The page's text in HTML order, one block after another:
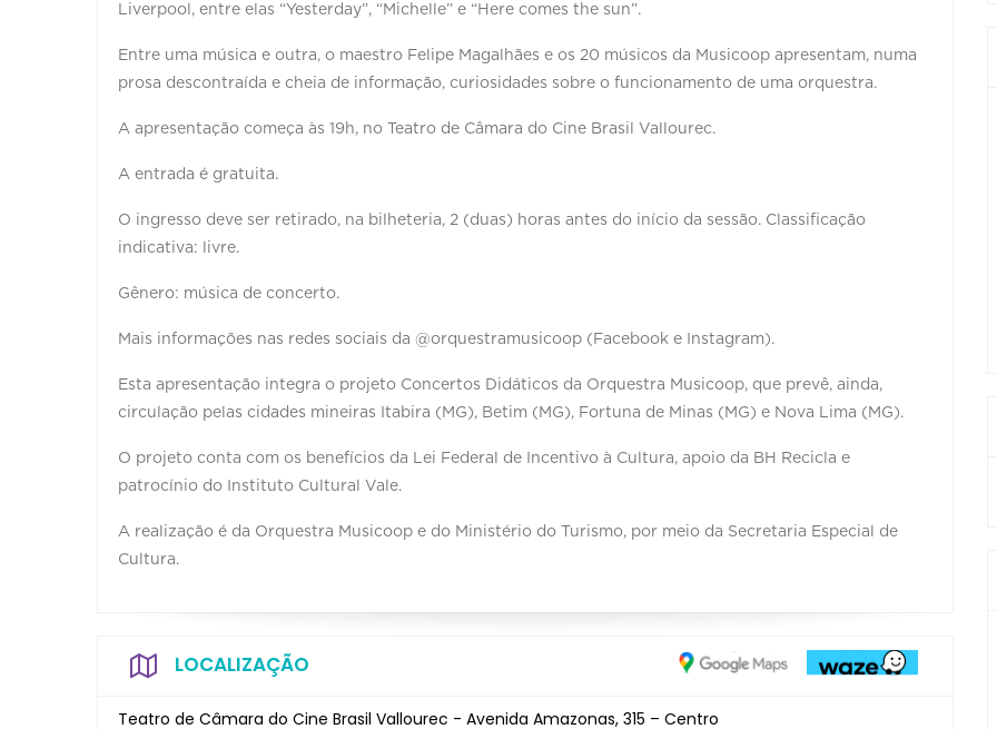
Liverpool, entre elas “Yesterday”, “Michelle” e “Here comes the sun”.
Entre uma música e outra, o maestro Felipe Magalhães e os 20 músicos da Musicoop apresentam, numa
prosa descontraída e cheia de informação, curiosidades sobre o funcionamento de uma orquestra.
A apresentação começa às 19h, no Teatro de Câmara do Cine Brasil Vallourec.
A entrada é gratuita.
O ingresso deve ser retirado, na bilheteria, 2 (duas) horas antes do início da sessão. Classificação
indicativa: livre.
Gênero: música de concerto.
Mais informações nas redes sociais da @orquestramusicoop (Facebook e Instagram).
Esta apresentação integra o projeto Concertos Didáticos da Orquestra Musicoop, que prevê, ainda,
circulação pelas cidades mineiras Itabira (MG), Betim (MG), Fortuna de Minas (MG) e Nova Lima (MG).
O projeto conta com os benefícios da Lei Federal de Incentivo à Cultura, apoio da BH Recicla e
patrocínio do Instituto Cultural Vale.
A realização é da Orquestra Musicoop e do Ministério do Turismo, por meio da Secretaria Especial de
Cultura.
LOCALIZAÇÃO
Teatro de Câmara do Cine Brasil Vallourec - Avenida Amazonas, 315 – Centro